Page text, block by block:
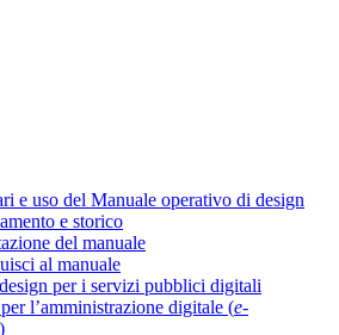
e uso del Manuale operativo di design
e storico
del manuale
al manuale
per i servizi pubblici digitali
l’amministrazione digitale (e-
)